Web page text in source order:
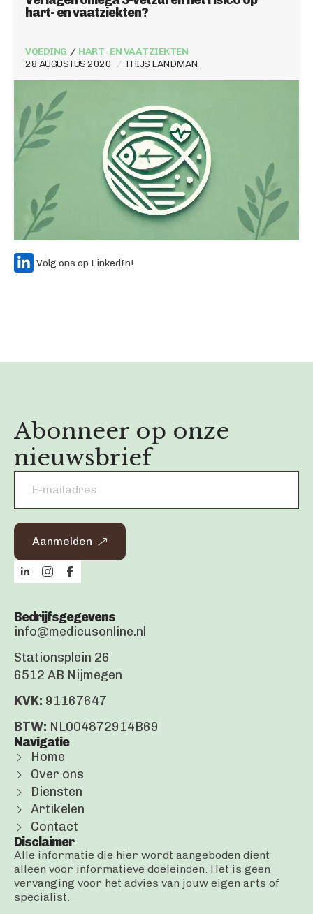
hart- en vaatziekten?
28 AUGUSTUS 2020 THIJS LANDMAN
VOEDING HART- EN VAATZIEKTEN
Volg ons op LinkedIn!
Abonneer op onze
nieuwsbrief
Email
address
Aanmelden
Bedrijfsgegevens
info@medicusonline.nl
Stationsplein 26
6512 AB Nijmegen
KVK: 91167647
BTW: NL004872914B69
Navigatie
Home
Over ons
Diensten
Artikelen
Contact
Disclaimer
Alle informatie die hier wordt aangeboden dient
alleen voor informatieve doeleinden. Het is geen
vervanging voor het advies van jouw eigen arts of
specialist.